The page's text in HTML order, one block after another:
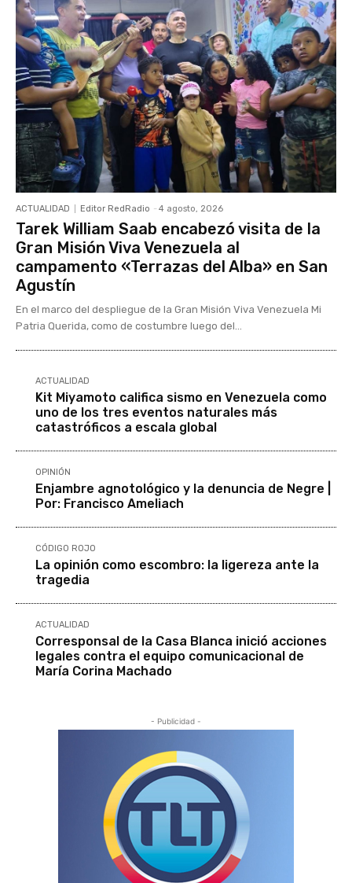
ACTUALIDAD Editor RedRadio - 4 agosto, 2026
Tarek William Saab encabezó visita de la
Gran Misión Viva Venezuela al
campamento «Terrazas del Alba» en San
Agustín
En el marco del despliegue de la Gran Misión Viva Venezuela Mi
Patria Querida, como de costumbre luego del...
ACTUALIDAD
Kit Miyamoto califica sismo en Venezuela como
uno de los tres eventos naturales más
catastróficos a escala global
OPINIÓN
Enjambre agnotológico y la denuncia de Negre |
Por: Francisco Ameliach
CÓDIGO ROJO
La opinión como escombro: la ligereza ante la
tragedia
ACTUALIDAD
Corresponsal de la Casa Blanca inició acciones
legales contra el equipo comunicacional de
María Corina Machado
- Publicidad -